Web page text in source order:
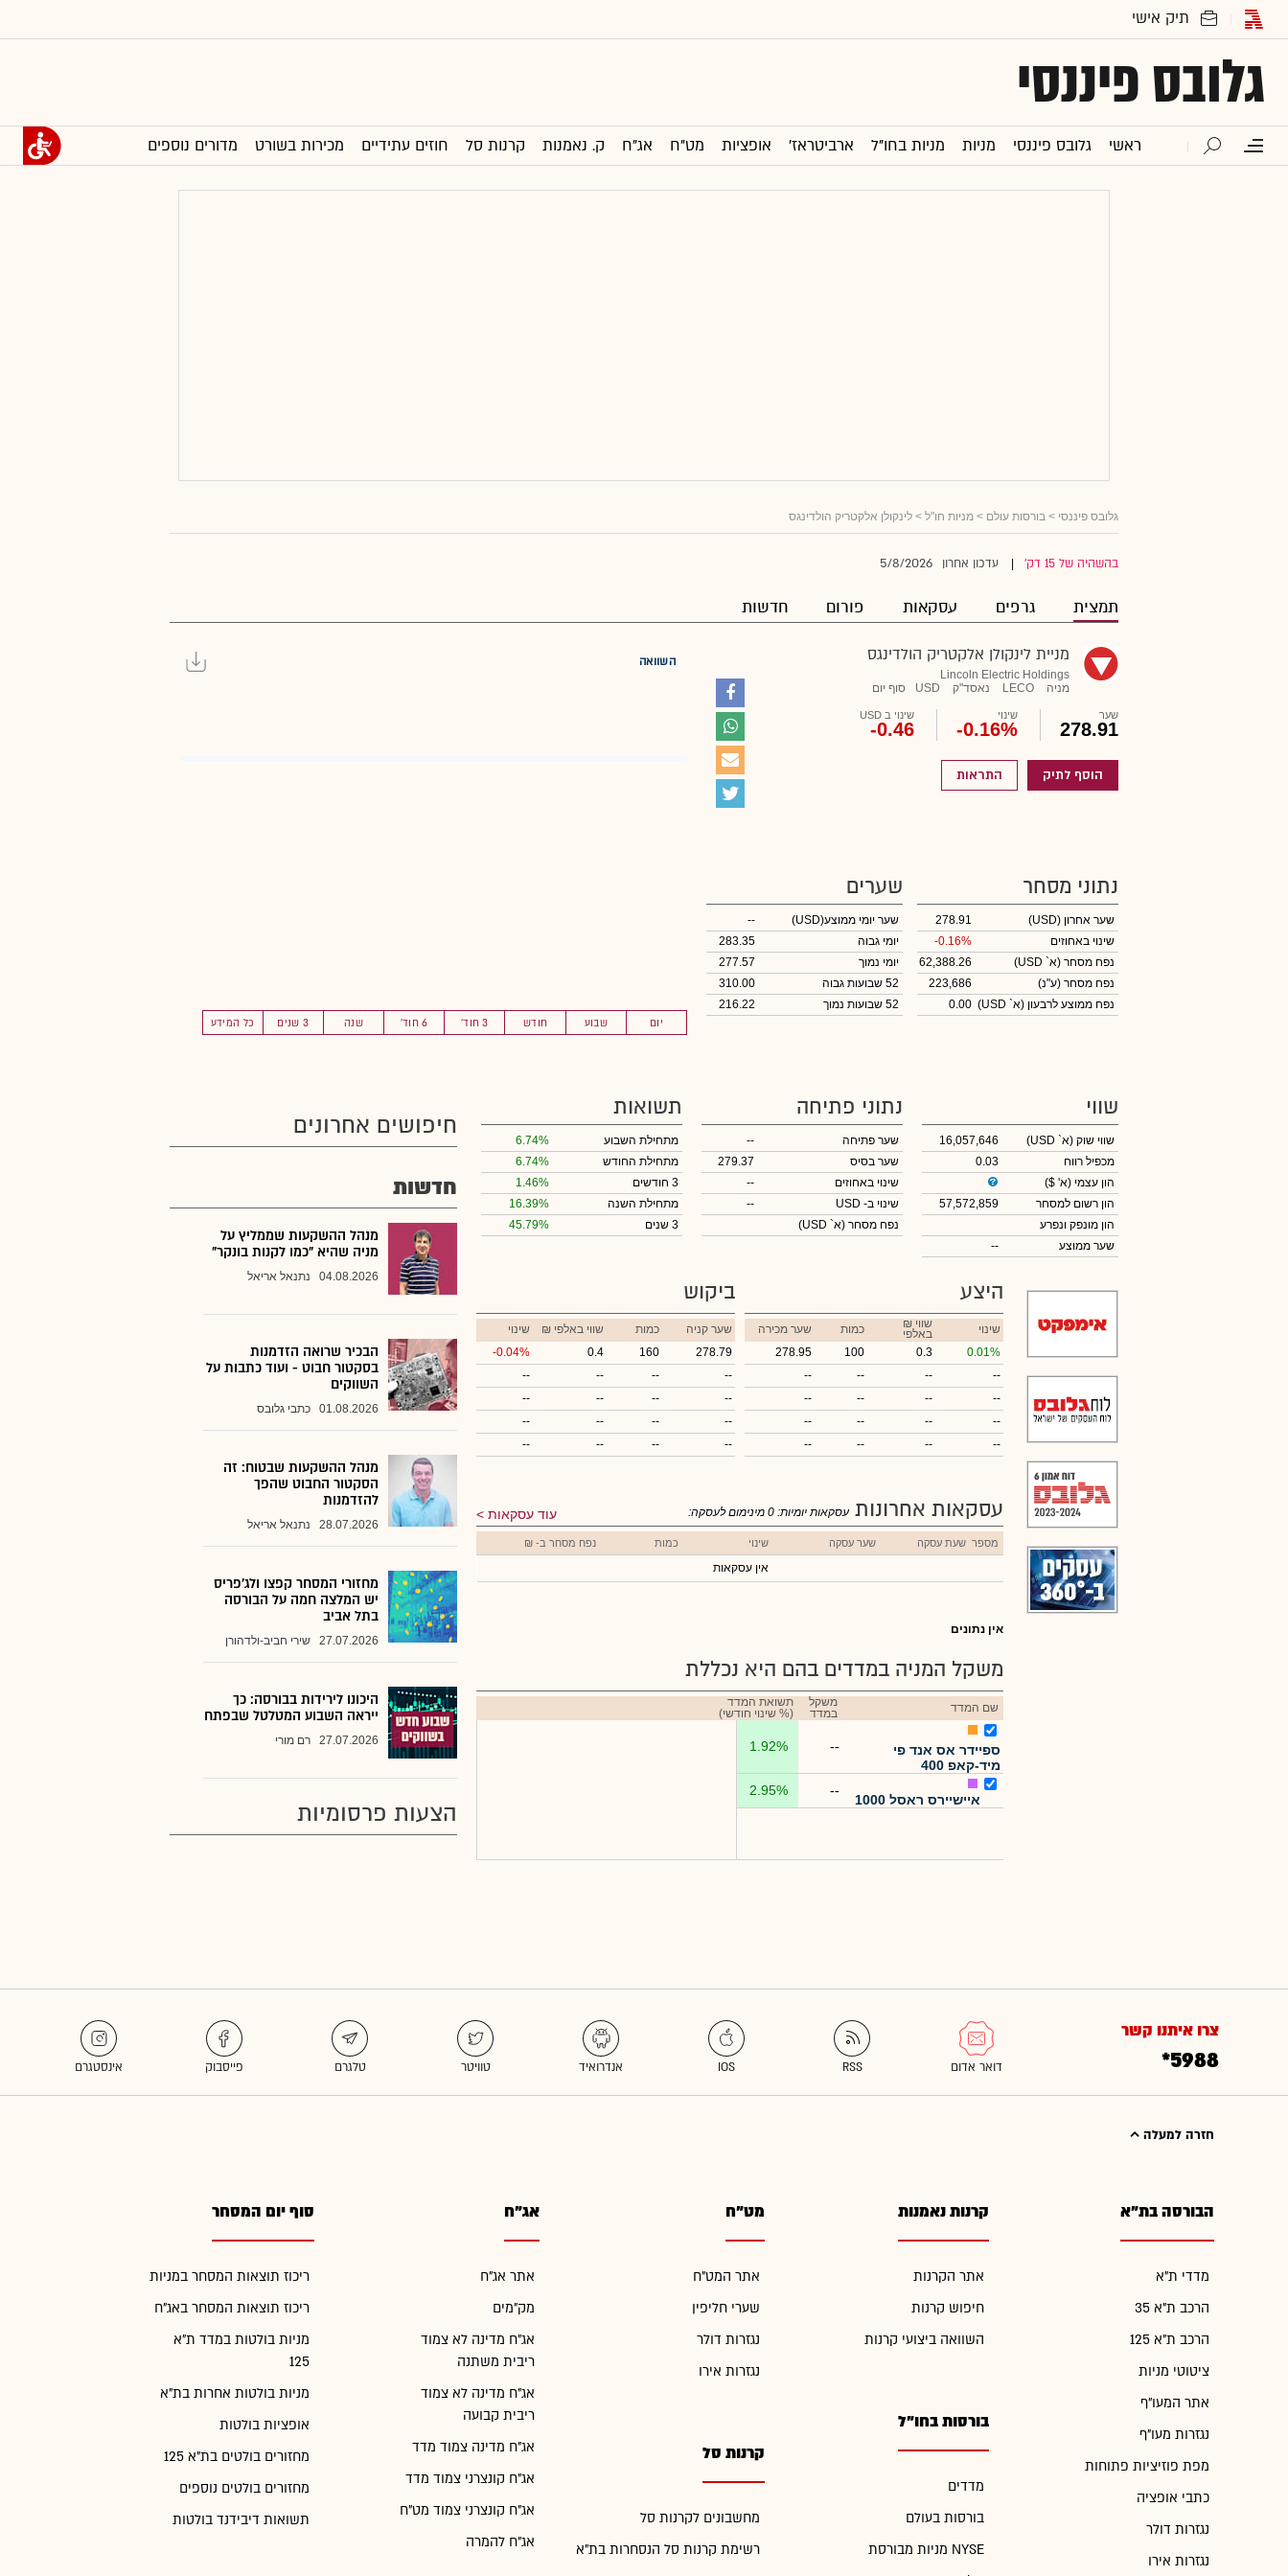
גלובס פיננסי
ראשי גלובס פיננסי מניות מניות בחו"ל ארביטראז' אופציות מט"ח אג"ח ק. נאמנות קרנות סל חוזים עתידיים מכירות בשורט מדורים נוספים
גלובס פיננסי > בורסות עולם > מניות חו"ל > לינקולן אלקטריק הולדינגס
בהשהיה של 15 דק' עדכון אחרון 5/8/2026
תמצית גרפים עסקאות פורום חדשות
מניית לינקולן אלקטריק הולדינגס
Lincoln Electric Holdings
מניה
LECO נאסד"ק USD סוף יום
שער
278.91
שינוי
-0.16%
שינוי ב USD
-0.46
הוסף לתיק התראות
השוואה
יום שבוע חודש 3 חוד' 6 חוד' שנה 3 שנים כל המידע
נתוני מסחר
שער אחרון (USD)
278.91
שינוי באחוזים
-0.16%
נפח מסחר (א` USD)
62,388.26
נפח מסחר (ע"נ)
223,686
נפח ממוצע לרבעון (א` USD)
0.00
שערים
שער יומי ממוצע(USD)
--
יומי גבוה
283.35
יומי נמוך
277.57
52 שבועות גבוה
310.00
52 שבועות נמוך
216.22
שווי
שווי שוק (א` USD)
16,057,646
מכפיל רווח
0.03
הון עצמי (א' $)
הון רשום למסחר
57,572,859
הון מונפק ונפרע
שער ממוצע
--
נתוני פתיחה
שער פתיחה
--
שער בסיס
279.37
שינוי באחוזים
--
שינוי ב- USD
--
נפח מסחר (א` USD)
תשואות
מתחילת השבוע
6.74%
מתחילת החודש
6.74%
3 חודשים
1.46%
מתחילת השנה
16.39%
3 שנים
45.79%
היצע
שינוי ₪ שווי
באלפי כמות
שער מכירה
0.01%
0.3
100
278.95
--
--
--
--
--
--
--
--
--
--
--
--
--
--
--
--
ביקוש
שער קניה כמות ₪ שווי באלפי
שינוי
278.79
160
0.4
-0.04%
--
--
--
--
--
--
--
--
--
--
--
--
--
--
--
--
עסקאות אחרונות עוד עסקאות עסקאות יומיות: 0 מינימום לעסקה:
מספר שעת עסקה שער עסקה שינוי כמות נפח מסחר ב- ₪
אין עסקאות
אין נתונים
משקל המניה במדדים בהם היא נכללת
שם המדד
משקל
במדד
תשואת המדד
(% שינוי חודשי)
ספיידר אס אנד פי
מיד-קאפ 400
--
1.92%
איישיירס ראסל 1000
--
2.95%
חיפושים אחרונים
חדשות
מנהל ההשקעות שממליץ על
מניה שהיא "כמו לקנות בונקר"
04.08.2026 נתנאל אריאל
הבכיר שרואה הזדמנות
בסקטור חבוט - ועוד כתבות על
השווקים
01.08.2026 כתבי גלובס
מנהל ההשקעות שבטוח: זה
הסקטור החבוט שהפך
להזדמנות
28.07.2026 נתנאל אריאל
מחזורי המסחר קפצו ולג'פריס
יש המלצה חמה על הבורסה
בתל אביב
27.07.2026 שירי חביב-ולדהורן
היכונו לירידות בבורסה: כך
ייראה השבוע המטלטל שבפתח
27.07.2026 רם מורי
הצעות פרסומיות
צרו איתנו קשר
*5988
חזרה למעלה
הבורסה בת"א
מדדי ת"א
הרכב ת"א 35
הרכב ת"א 125
ציטוטי מניות
אתר המעו"ף
נגזרות מעו"ף
מפת פוזיציות פתוחות
כתבי אופציה
נגזרות דולר
נגזרות אירו
קרנות נאמנות
אתר הקרנות
חיפוש קרנות
השוואה ביצועי קרנות
בורסות בחו"ל
מדדים
בורסות בעולם
מניות מבורסת NYSE
מט"ח
אתר המט"ח
שערי חליפין
נגזרות דולר
נגזרות אירו
קרנות סל
מחשבונים לקרנות סל
רשימת קרנות סל הנסחרות בת"א
אג"ח
אתר אג"ח
מק"מים
אג"ח מדינה לא צמוד
ריבית משתנה
אג"ח מדינה לא צמוד
ריבית קבועה
אג"ח מדינה צמוד מדד
אג"ח קונצרני צמוד מדד
אג"ח קונצרני צמוד מט"ח
אג"ח להמרה
סוף יום המסחר
ריכוז תוצאות המסחר במניות
ריכוז תוצאות המסחר באג"ח
מניות בולטות במדד ת"א
125
מניות בולטות אחרות בת"א
אופציות בולטות
מחזורים בולטים בת"א 125
מחזורים בולטים נוספים
תשואות דיבידנד בולטות